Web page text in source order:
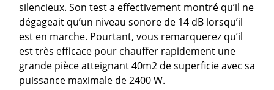
silencieux. Son test a effectivement montré qu’il ne
dégageait qu’un niveau sonore de 14 dB lorsqu’il
est en marche. Pourtant, vous remarquerez qu’il
est très efficace pour chauffer rapidement une
grande pièce atteignant 40m2 de superficie avec sa
puissance maximale de 2400 W.